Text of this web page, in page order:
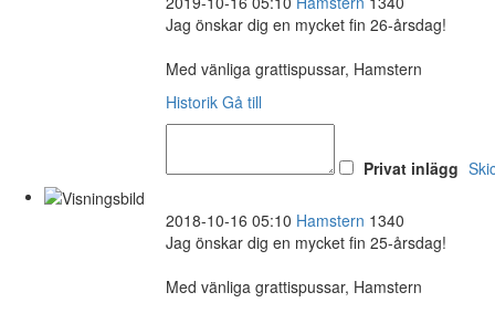
Jag önskar dig en mycket fin 26-årsdag!
Med vänliga grattispussar, Hamstern
Historik Gå till
Privat inlägg
2018-10-16 05:10 Hamstern 1340
Jag önskar dig en mycket fin 25-årsdag!
Med vänliga grattispussar, Hamstern